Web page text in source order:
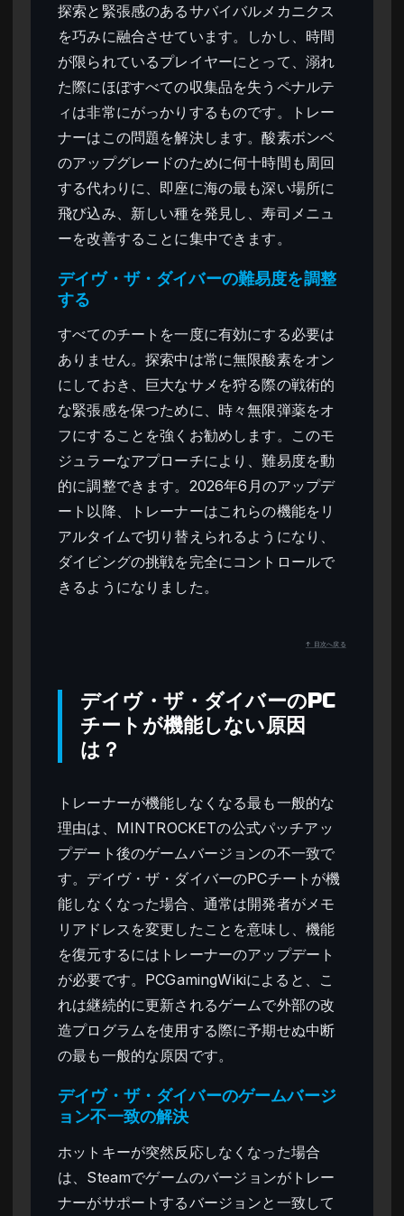
探索と緊張感のあるサバイバルメカニクス
を巧みに融合させています。しかし、時間
が限られているプレイヤーにとって、溺れ
た際にほぼすべての収集品を失うペナルテ
ィは非常にがっかりするものです。トレー
ナーはこの問題を解決します。酸素ボンベ
のアップグレードのために何十時間も周回
する代わりに、即座に海の最も深い場所に
飛び込み、新しい種を発見し、寿司メニュ
ーを改善することに集中できます。
デイヴ・ザ・ダイバーの難易度を調整
する
すべてのチートを一度に有効にする必要は
ありません。探索中は常に無限酸素をオン
にしておき、巨大なサメを狩る際の戦術的
な緊張感を保つために、時々無限弾薬をオ
フにすることを強くお勧めします。このモ
ジュラーなアプローチにより、難易度を動
的に調整できます。2026年6月のアップデ
ート以降、トレーナーはこれらの機能をリ
アルタイムで切り替えられるようになり、
ダイビングの挑戦を完全にコントロールで
きるようになりました。
↑ 目次へ戻る
デイヴ・ザ・ダイバーのPC
チートが機能しない原因
は？
トレーナーが機能しなくなる最も一般的な
理由は、MINTROCKETの公式パッチアッ
プデート後のゲームバージョンの不一致で
す。デイヴ・ザ・ダイバーのPCチートが機
能しなくなった場合、通常は開発者がメモ
リアドレスを変更したことを意味し、機能
を復元するにはトレーナーのアップデート
が必要です。PCGamingWikiによると、こ
れは継続的に更新されるゲームで外部の改
造プログラムを使用する際に予期せぬ中断
の最も一般的な原因です。
デイヴ・ザ・ダイバーのゲームバージ
ョン不一致の解決
ホットキーが突然反応しなくなった場合
は、Steamでゲームのバージョンがトレー
ナーがサポートするバージョンと一致して